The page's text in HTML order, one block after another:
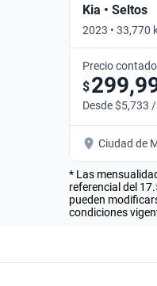
Kia • Seltos
2023 • 33,770
Precio contado
$
Desde $5,733
Ciudad de
* Las
referencial del
pueden
condiciones